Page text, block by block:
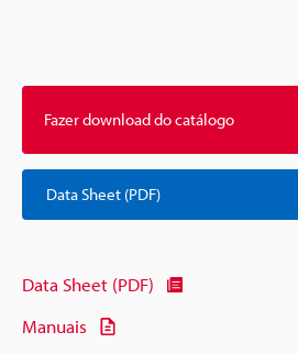
Fazer download do catálogo
Data Sheet (PDF)
Data Sheet (PDF)
Manuais